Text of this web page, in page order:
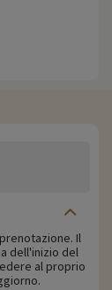
Il
dell'inizio del
al proprio